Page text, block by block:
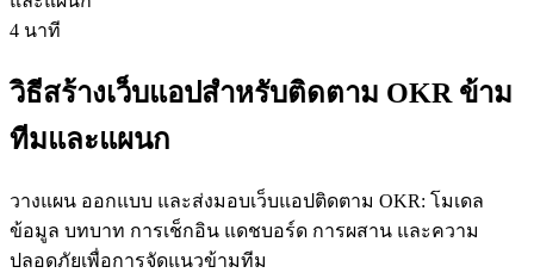
4 นาที
วิธีสร้างเว็บแอปสำหรับติดตาม OKR ข้าม
ทีมและแผนก
วางแผน ออกแบบ และส่งมอบเว็บแอปติดตาม OKR: โมเดล
ข้อมูล บทบาท การเช็กอิน แดชบอร์ด การผสาน และความ
ปลอดภัยเพื่อการจัดแนวข้ามทีม